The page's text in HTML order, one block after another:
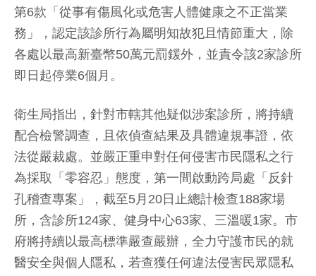
第6款「從事有傷風化或危害人體健康之不正當業
務」，認定該診所行為屬明知故犯且情節重大，除
各處以最高新臺幣50萬元罰鍰外，並責令該2家診所
即日起停業6個月。
衛生局指出，針對市轄其他疑似涉案診所，將持續
配合檢警調查，且依偵查結果及具體違規事證，依
法從嚴裁處。並嚴正重申對任何侵害市民隱私之行
為採取「零容忍」態度，第一間啟動跨局處「反針
孔稽查專案」，截至5月20日止總計檢查188家場
所，含診所124家、健身中心63家、三溫暖1家。市
府將持續以最高標準嚴查嚴辦，全力守護市民的就
醫安全與個人隱私，若查獲任何違法侵害民眾隱私